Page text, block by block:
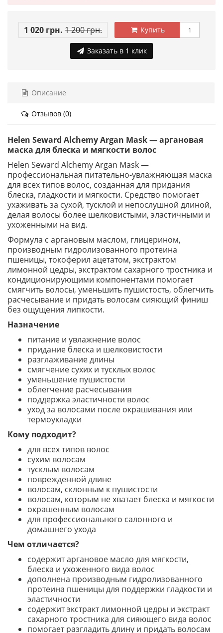
1 020 грн. 1 200 грн. Купить
Заказать в 1 клик
Описание
Отзывов (0)
Helen Seward Alchemy Argan Mask — аргановая
маска для блеска и мягкости волос
Helen Seward Alchemy Argan Mask —
профессиональная питательно-увлажняющая маска
для всех типов волос, созданная для придания
блеска, гладкости и мягкости. Средство помогает
ухаживать за сухой, тусклой и непослушной длиной,
делая волосы более шелковистыми, эластичными и
ухоженными на вид.
Формула с аргановым маслом, глицерином,
производным гидролизованного протеина
пшеницы, токоферил ацетатом, экстрактом
лимонной цедры, экстрактом сахарного тростника и
кондиционирующими компонентами помогает
смягчить волосы, уменьшить пушистость, облегчить
расчесывание и придать волосам сияющий финиш
без ощущения липкости.
Назначение
питание и увлажнение волос
придание блеска и шелковистости
разглаживание длины
смягчение сухих и тусклых волос
уменьшение пушистости
облегчение расчесывания
поддержка эластичности волос
уход за волосами после окрашивания или
термоукладки
Кому подходит?
для всех типов волос
сухим волосам
тусклым волосам
поврежденной длине
волосам, склонным к пушистости
волосам, которым не хватает блеска и мягкости
окрашенным волосам
для профессионального салонного и
домашнего ухода
Чем отличается?
содержит аргановое масло для мягкости,
блеска и ухоженного вида волос
дополнена производным гидролизованного
протеина пшеницы для поддержки гладкости и
эластичности
содержит экстракт лимонной цедры и экстракт
сахарного тростника для сияющего вида волос
помогает разгладить длину и придать волосам